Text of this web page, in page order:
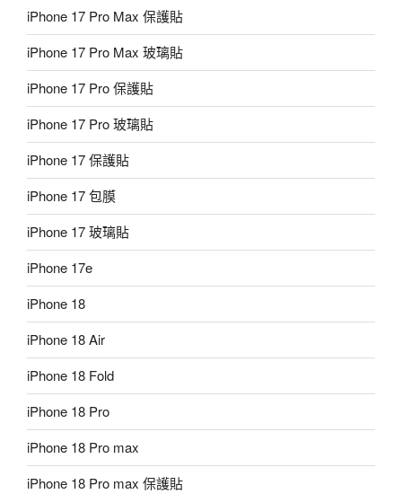
iPhone 17 Pro Max 保護貼
iPhone 17 Pro Max 玻璃貼
iPhone 17 Pro 保護貼
iPhone 17 Pro 玻璃貼
iPhone 17 保護貼
iPhone 17 包膜
iPhone 17 玻璃貼
iPhone 17e
iPhone 18
iPhone 18 Air
iPhone 18 Fold
iPhone 18 Pro
iPhone 18 Pro max
iPhone 18 Pro max 保護貼